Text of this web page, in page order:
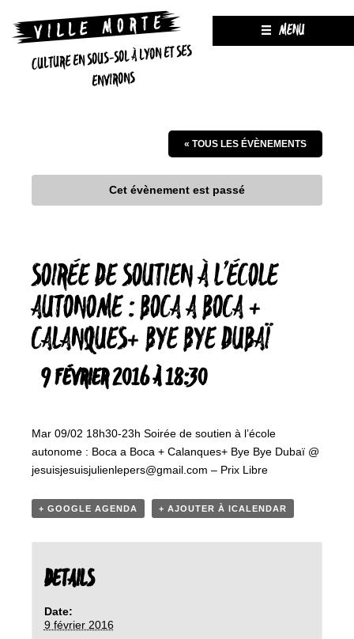
CULTURE EN SOUS-SOL À LYON ET SES
ENVIRONS
MENU
« TOUS LES ÉVÈNEMENTS
Cet évènement est passé
SOIRÉE DE SOUTIEN À L’ÉCOLE
AUTONOME : BOCA A BOCA +
CALANQUES+ BYE BYE DUBAÏ
9 FÉVRIER 2016 À 18:30
Mar 09/02 18h30-23h Soirée de soutien à l’école
autonome : Boca a Boca + Calanques+ Bye Bye Dubaï @
jesuisjesuisjulienlepers@gmail.com – Prix Libre
+ GOOGLE AGENDA + AJOUTER À ICALENDAR
DETAILS
Date:
9 février 2016